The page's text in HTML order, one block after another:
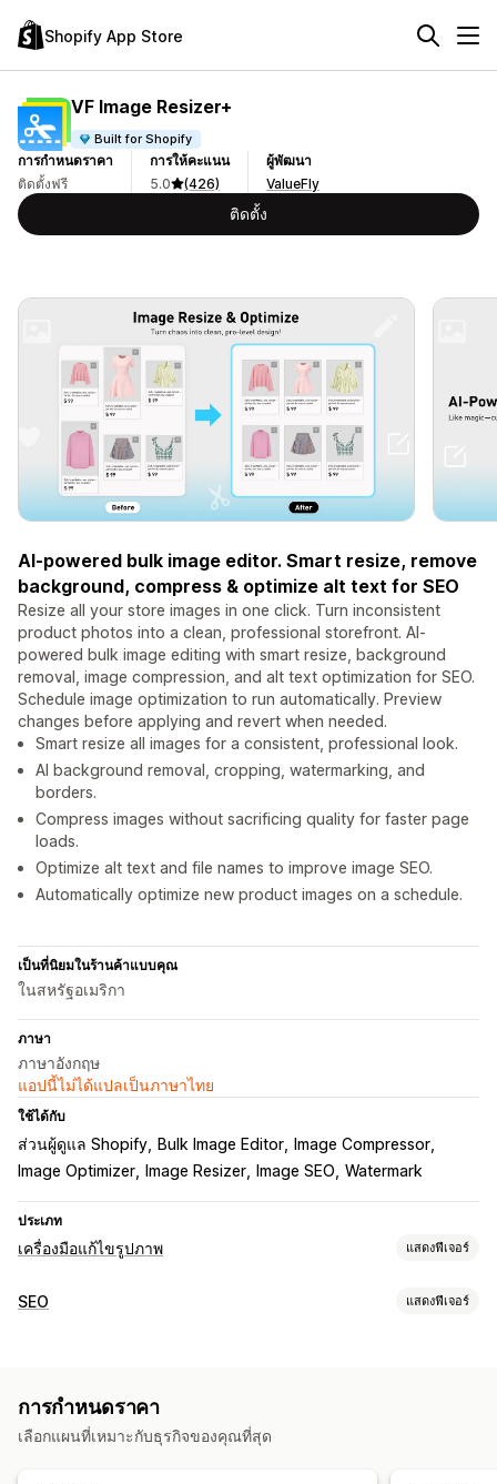
Shopify App Store
VF Image Resizer+
Built for Shopify
การกำหนดราคา
ติดตั้งฟรี
การให้คะแนน
5.0
(426)
ผู้พัฒนา
ValueFly
ติดตั้ง
AI-powered bulk image editor. Smart resize, remove
background, compress & optimize alt text for SEO
Resize all your store images in one click. Turn inconsistent
product photos into a clean, professional storefront. AI-
powered bulk image editing with smart resize, background
removal, image compression, and alt text optimization for SEO.
Schedule image optimization to run automatically. Preview
changes before applying and revert when needed.
Smart resize all images for a consistent, professional look.
AI background removal, cropping, watermarking, and
borders.
Compress images without sacrificing quality for faster page
loads.
Optimize alt text and file names to improve image SEO.
Automatically optimize new product images on a schedule.
เป็นที่นิยมในร้านค้าแบบคุณ
ในสหรัฐอเมริกา
ภาษา
ภาษาอังกฤษ
แอปนี้ไม่ได้แปลเป็นภาษาไทย
ใช้ได้กับ
ส่วนผู้ดูแล Shopify Bulk Image Editor
Image Compressor
Image Optimizer
Image Resizer Image SEO Watermark
ประเภท
เครื่องมือแก้ไขรูปภาพ แสดงฟีเจอร์
การเพิ่มประสิทธิภาพรูปภาพ
การแก้ไขจำนวนมาก
ข้อความแสดงแทน
ชื่อไฟล์ ดาวน์โหลด
SEO แสดงฟีเจอร์
แปลงประเภทไฟล์ การจัดทำดัชนีหน้าเว็บ
SEO ในพื้นที่ การเพิ่มประสิทธิภาพรูปภาพ
การกำหนดราคา
เลือกแผนที่เหมาะกับธุรกิจของคุณที่สุด